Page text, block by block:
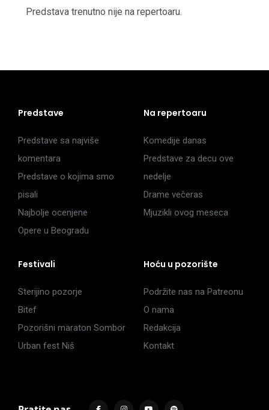
Predstava trenutno nije na repertoaru.
Predstave
Predstave sa najviše
komentara
Predstave o kojima smo
pisali
Najbolje ocenjene
Opere u Beogradu
Na repertoaru
Komedije danas
Predstave za decu ove
nedelje
Drame večeras
Mjuzikli ovog meseca
Festivali
Sterijino pozorje
Bitef
Pozorišni maraton Sombor
Urban fest Niš
Hoću u pozorište
Podržite nas na Patreonu
O nama
Redakcija
Kontakt